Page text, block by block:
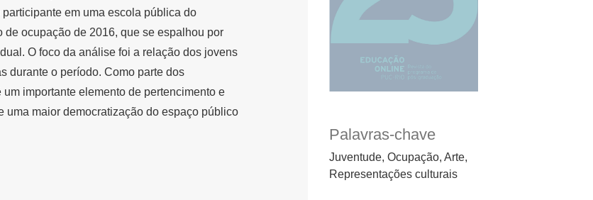
Palavras-chave
Juventude, Ocupação, Arte,
Representações culturais
em uma escola pública do
ocupação de 2016, que se espalhou por
O foco da análise foi a relação dos jovens
durante o período. Como parte dos
importante elemento de pertencimento e
uma maior democratização do espaço público